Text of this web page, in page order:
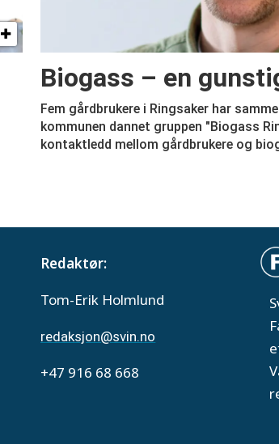
Biogass – en
Fem gårdbrukere i Ringsaker har
kommunen dannet gruppen "Biogass
kontaktledd mellom gårdbrukere og
Redaktør:
Tom-Erik Holmlund
redaksjon@svin.no
+47 916 68 668